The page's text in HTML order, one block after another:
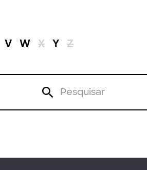
V W X Y Z